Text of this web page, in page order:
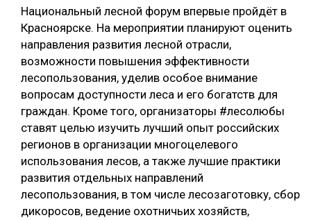
ЦИФРОВАЯ СРЕДА
БИОЭНЕРГЕТИКА
ЛЕСОВОССТАНОВЛЕНИЕ И ЗАЩИТА
ПРОИЗВОДСТВО ДРЕВЕСНЫХ ПЛИТ
КОМПЛЕКСНАЯ ПЕРЕРАБОТКА
ЛЕСОПИЛЕНИЕ
РУБРИКИ
ТЕМАТИЧЕСКИЕ ПРОЕКТЫ
ПОДБОРКИ СТАТЕЙ
Национальный лесной форум впервые пройдёт в
Красноярске. На мероприятии планируют оценить
направления развития лесной отрасли,
возможности повышения эффективности
лесопользования, уделив особое внимание
вопросам доступности леса и его богатств для
граждан. Кроме того, организаторы #лесолюбы
ставят целью изучить лучший опыт российских
регионов в организации многоцелевого
использования лесов, а также лучшие практики
развития отдельных направлений
лесопользования, в том числе лесозаготовку, сбор
дикоросов, ведение охотничьих хозяйств,